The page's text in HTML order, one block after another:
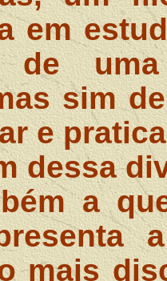
em
uma
sim
e
dessa
a
mais